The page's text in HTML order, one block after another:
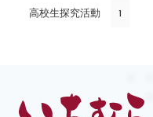
高校生探究活動 1